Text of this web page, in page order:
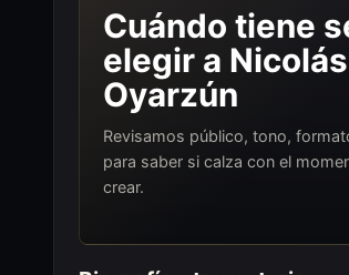
Cuándo tiene
elegir a Nicolás
Oyarzún
Revisamos público, tono,
para saber si calza con el
crear.